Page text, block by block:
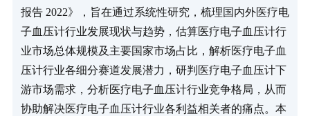
报告 2022》，旨在通过系统性研究，梳理国内外医疗电
子血压计行业发展现状与趋势，估算医疗电子血压计行
业市场总体规模及主要国家市场占比，解析医疗电子血
压计行业各细分赛道发展潜力，研判医疗电子血压计下
游市场需求，分析医疗电子血压计行业竞争格局，从而
协助解决医疗电子血压计行业各利益相关者的痛点。本